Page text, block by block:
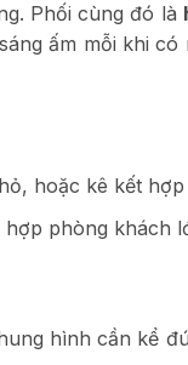
Phối cùng đó là
ấm mỗi khi
hoặc kê kết
phòng khách
hình cần kể